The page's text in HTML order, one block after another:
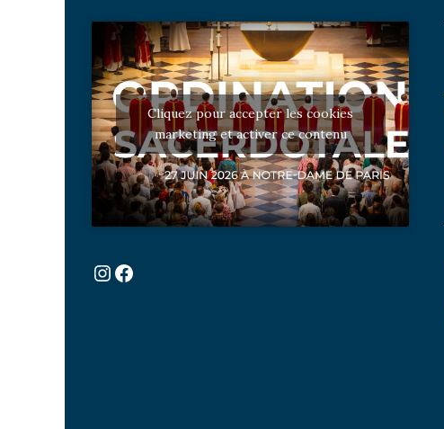
Cliquez pour accepter les cookies
marketing et activer ce contenu
Instagram
Facebook